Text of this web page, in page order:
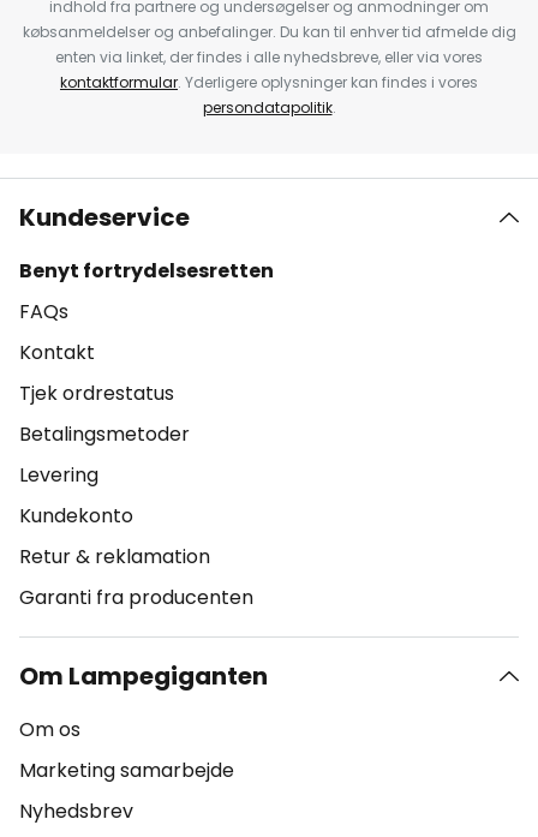
indhold fra partnere og undersøgelser og anmodninger om
købsanmeldelser og anbefalinger. Du kan til enhver tid afmelde dig
enten via linket, der findes i alle nyhedsbreve, eller via vores
kontaktformular. Yderligere oplysninger kan findes i vores
persondatapolitik.
Kundeservice
Benyt fortrydelsesretten
FAQs
Kontakt
Tjek ordrestatus
Betalingsmetoder
Levering
Kundekonto
Retur & reklamation
Garanti fra producenten
Om Lampegiganten
Om os
Marketing samarbejde
Nyhedsbrev